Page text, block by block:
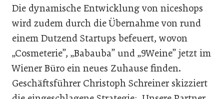
Die dynamische Entwicklung von niceshops
wird zudem durch die Übernahme von rund
einem Dutzend Startups befeuert, wovon
„Cosmeterie”, „Babauba” und „9Weine” jetzt im
Wiener Büro ein neues Zuhause finden.
Geschäftsführer Christoph Schreiner skizziert